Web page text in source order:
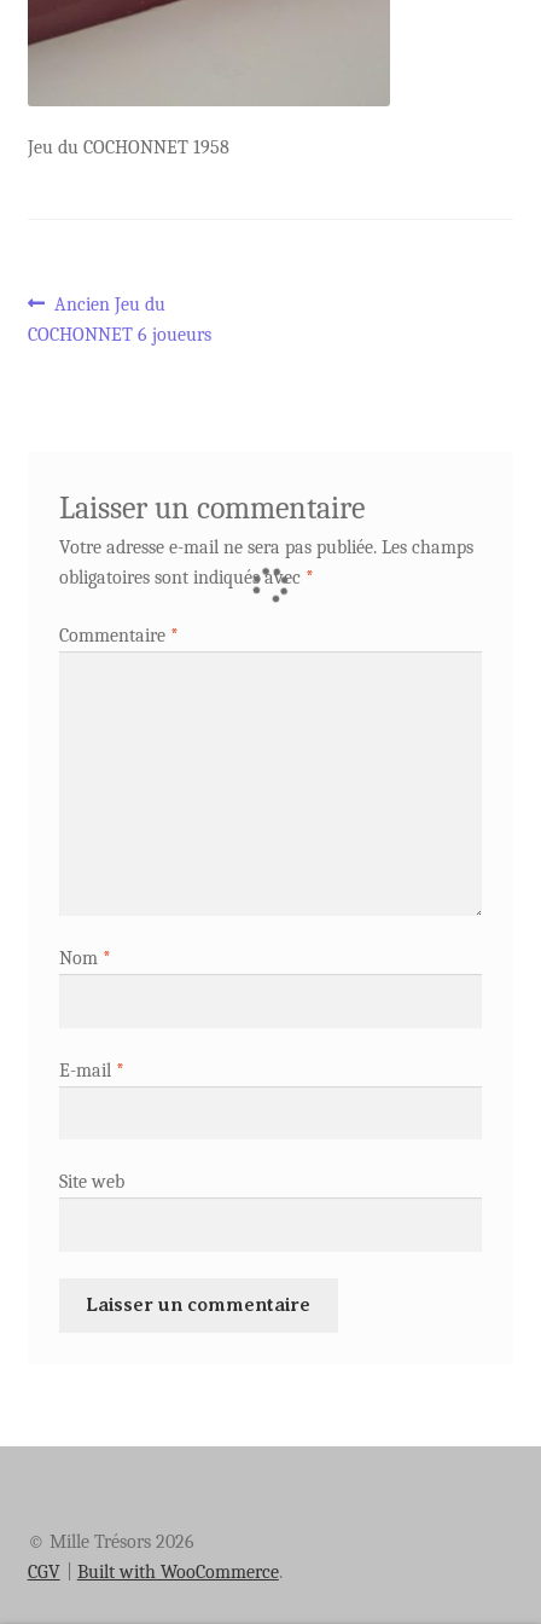
Jeu du COCHONNET 1958
Navigation
Article
précédent :
Ancien Jeu du
COCHONNET 6 joueurs
Laisser un commentaire
Votre adresse e-mail ne sera pas publiée. Les champs
obligatoires sont indiqués avec *
Commentaire *
Nom *
E-mail *
Site web
© Mille Trésors 2026
CGV
Built with WooCommerce.